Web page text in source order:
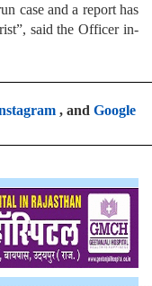
case and a report has
said the Officer in-
, and Google